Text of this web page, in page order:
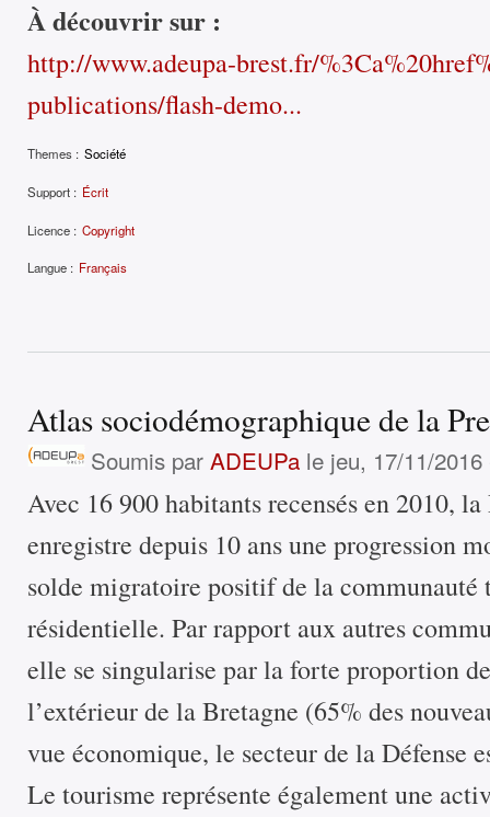
À découvrir sur :
http://www.adeupa-brest.fr/
publications/flash-demo...
Themes : Société
Support : Écrit
Licence : Copyright
Langue : Français
Atlas sociodémographique de la
Soumis par ADEUPale jeu, 17/11/2016
Avec 16 900 habitants recensés en 2010,
enregistre depuis 10 ans une progression
solde migratoire positif de la
résidentielle. Par rapport aux autres
elle se singularise par la forte proportion
l’extérieur de la Bretagne (65% des
vue économique, le secteur de la Défense
Le tourisme représente également une